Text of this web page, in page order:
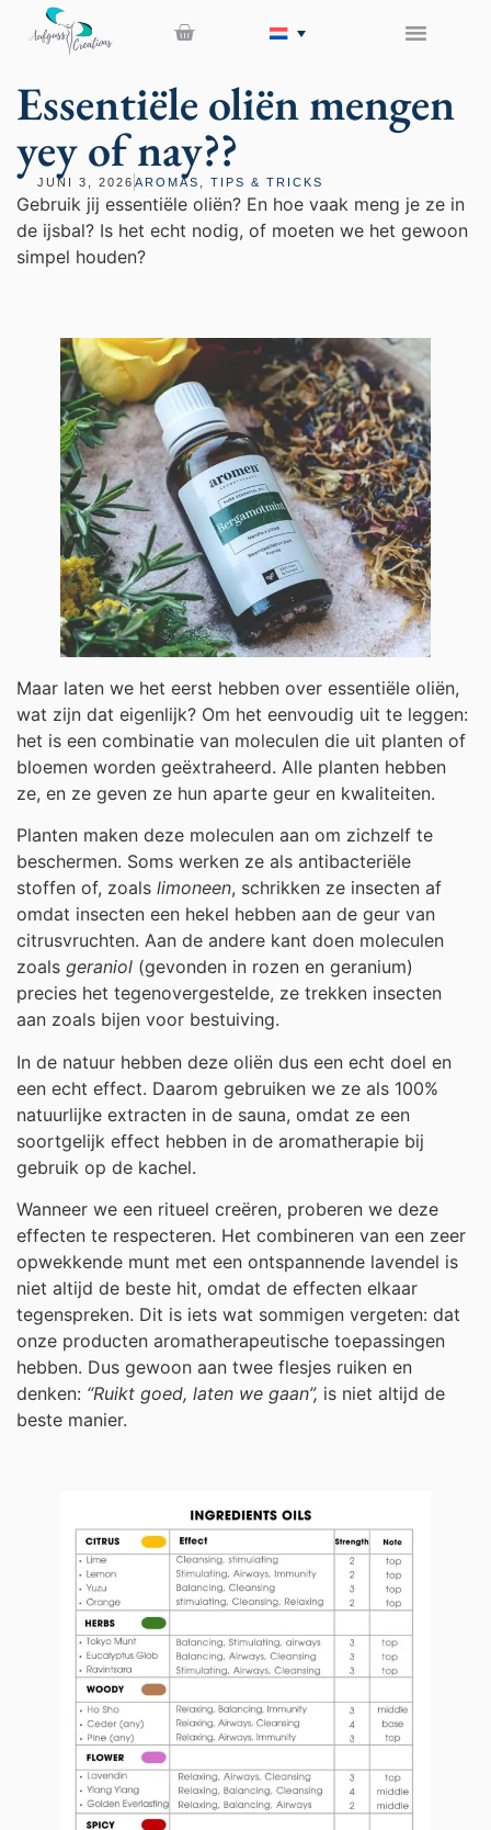
Essentiële oliën mengen
yey of nay??
JUNI 3, 2026 AROMAS TIPS & TRICKS
Gebruik jij essentiële oliën? En hoe vaak meng je ze in
de ijsbal? Is het echt nodig, of moeten we het gewoon
simpel houden?
Maar laten we het eerst hebben over essentiële oliën,
wat zijn dat eigenlijk? Om het eenvoudig uit te leggen:
het is een combinatie van moleculen die uit planten of
bloemen worden geëxtraheerd. Alle planten hebben
ze, en ze geven ze hun aparte geur en kwaliteiten.
Planten maken deze moleculen aan om zichzelf te
beschermen. Soms werken ze als antibacteriële
stoffen of, zoals limoneen, schrikken ze insecten af
omdat insecten een hekel hebben aan de geur van
citrusvruchten. Aan de andere kant doen moleculen
zoals geraniol (gevonden in rozen en geranium)
precies het tegenovergestelde, ze trekken insecten
aan zoals bijen voor bestuiving.
In de natuur hebben deze oliën dus een echt doel en
een echt effect. Daarom gebruiken we ze als 100%
natuurlijke extracten in de sauna, omdat ze een
soortgelijk effect hebben in de aromatherapie bij
gebruik op de kachel.
Wanneer we een ritueel creëren, proberen we deze
effecten te respecteren. Het combineren van een zeer
opwekkende munt met een ontspannende lavendel is
niet altijd de beste hit, omdat de effecten elkaar
tegenspreken. Dit is iets wat sommigen vergeten: dat
onze producten aromatherapeutische toepassingen
hebben. Dus gewoon aan twee flesjes ruiken en
denken: “Ruikt goed, laten we gaan”, is niet altijd de
beste manier.